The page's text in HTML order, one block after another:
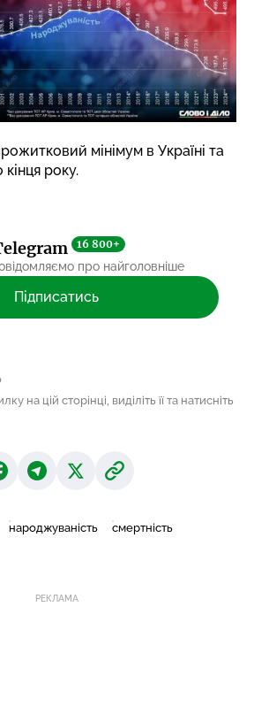
мінімум в Україні та
року.
16 800+
про найголовніше
Підписатись
на цій сторінці, виділіть її та натисніть
народжуваність смертність
РЕКЛАМА